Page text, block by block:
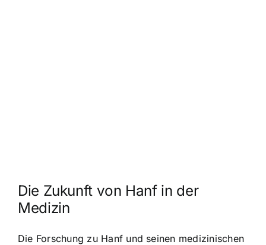
Die Zukunft von Hanf in der
Medizin
Die Forschung zu Hanf und seinen medizinischen